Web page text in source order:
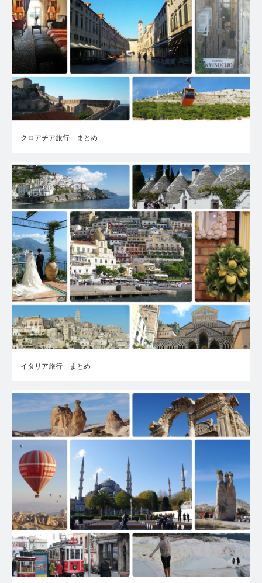
クロアチア旅行 まとめ
イタリア旅行 まとめ